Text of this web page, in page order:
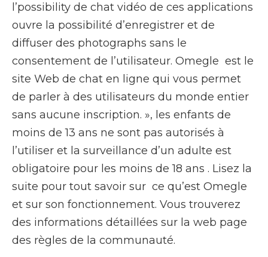
l’possibility de chat vidéo de ces applications
ouvre la possibilité d’enregistrer et de
diffuser des photographs sans le
consentement de l’utilisateur. Omegle est le
site Web de chat en ligne qui vous permet
de parler à des utilisateurs du monde entier
sans aucune inscription. », les enfants de
moins de 13 ans ne sont pas autorisés à
l’utiliser et la surveillance d’un adulte est
obligatoire pour les moins de 18 ans . Lisez la
suite pour tout savoir sur ce qu’est Omegle
et sur son fonctionnement. Vous trouverez
des informations détaillées sur la web page
des règles de la communauté.